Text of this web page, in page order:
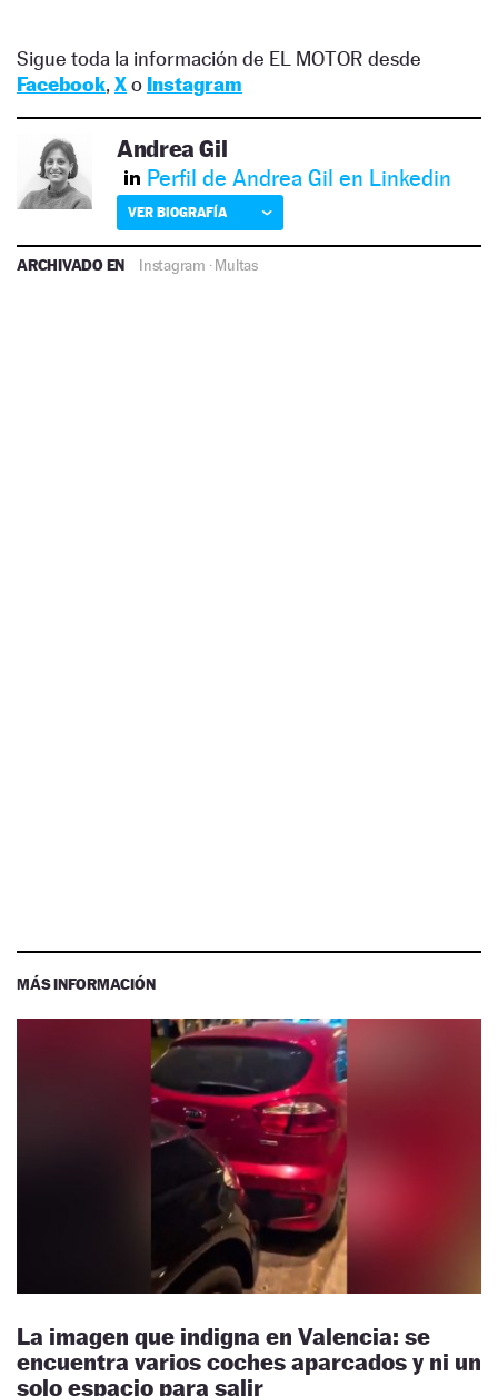
Sigue toda la información de EL MOTOR desde
Facebook, Xo Instagram
Andrea Gil
Perfil de Andrea Gil en Linkedin
VER BIOGRAFÍA
ARCHIVADO EN Instagram ·Multas
MÁS INFORMACIÓN
La imagen que indigna en Valencia: se
encuentra varios coches aparcados y ni un
solo espacio para salir